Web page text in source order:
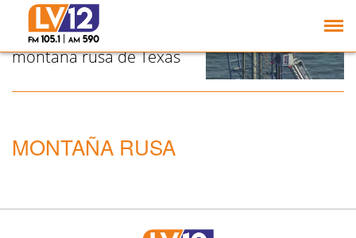
Varias personas
estuvieron 3 horas
atrapadas en una
montaña rusa de Texas
MONTAÑA RUSA